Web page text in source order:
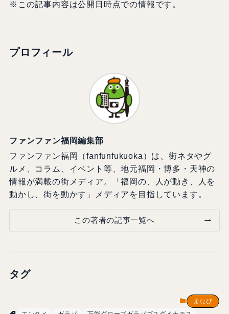
※この記事内容は公開日時点での情報です。
プロフィール
ファンファン福岡編集部
ファンファン福岡（fanfunfukuoka）は、街ネタやグ
ルメ、コラム、イベント等、地元福岡・博多・天神の
情報が満載の街メディア。「福岡の、人が動き、人を
動かし、街を動かす」メディアを目指しています。
この著者の記事一覧へ
タグ
まなび